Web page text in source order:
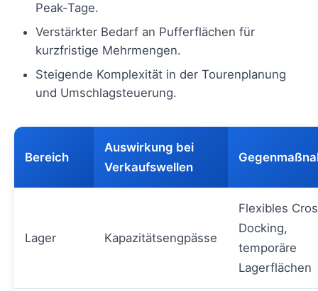
Peak-Tage.
Verstärkter Bedarf an Pufferflächen für
kurzfristige Mehrmengen.
Steigende Komplexität in der Tourenplanung
und Umschlagsteuerung.
Bereich
Auswirkung bei
Verkaufswellen
Lager Kapazitätsengpässe
Flexibles
Docking,
temporäre
Lagerflächen